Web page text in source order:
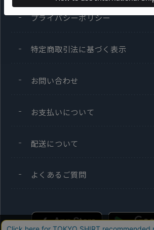
プライバシーポリシー
特定商取引法に基づく表示
お問い合わせ
お支払いについて
配送について
よくあるご質問